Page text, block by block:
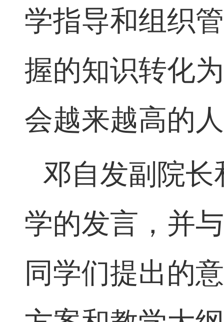
学指导和组织
握的知识转化
会越来越高的
邓自发副院
学的发言，并
同学们提出的